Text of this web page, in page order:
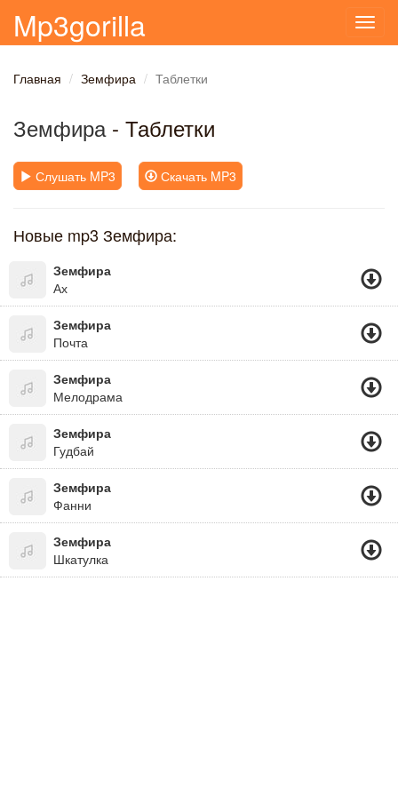
Mp3gorilla
Главная Земфира Таблетки
Земфира- Таблетки
Слушать MP3 Скачать MP3
Новые mp3 Земфира:
Земфира
Ах
Земфира
Почта
Земфира
Мелодрама
Земфира
Гудбай
Земфира
Фанни
Земфира
Шкатулка